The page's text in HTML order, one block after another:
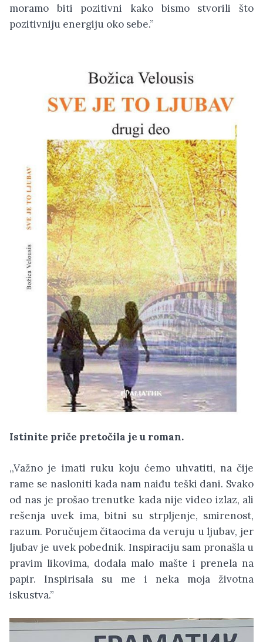
moramo biti pozitivni kako bismo stvorili što
pozitivniju energiju oko sebe.”
Istinite priče pretočila je u roman.
,,Važno je imati ruku koju ćemo uhvatiti, na čije
rame se nasloniti kada nam naiđu teški dani. Svako
od nas je prošao trenutke kada nije video izlaz, ali
rešenja uvek ima, bitni su strpljenje, smirenost,
razum. Poručujem čitaocima da veruju u ljubav, jer
ljubav je uvek pobednik. Inspiraciju sam pronašla u
pravim likovima, dodala malo mašte i prenela na
papir. Inspirisala su me i neka moja životna
iskustva.”